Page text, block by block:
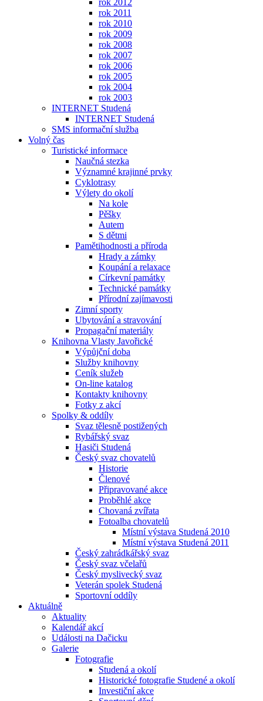
rok 2012
rok 2011
rok 2010
rok 2009
rok 2008
rok 2007
rok 2006
rok 2005
rok 2004
rok 2003
INTERNET Studená
INTERNET Studená
SMS informační služba
Volný čas
Turistické informace
Naučná stezka
Významné krajinné prvky
Cyklotrasy
Výlety do okolí
Na kole
Pěšky
Autem
S dětmi
Pamětihodnosti a příroda
Hrady a zámky
Koupání a relaxace
Církevní památky
Technické památky
Přírodní zajímavosti
Zimní sporty
Ubytování a stravování
Propagační materiály
Knihovna Vlasty Javořické
Výpůjční doba
Služby knihovny
Ceník služeb
On-line katalog
Kontakty knihovny
Fotky z akcí
Spolky & oddíly
Svaz tělesně postižených
Rybářský svaz
Hasiči Studená
Český svaz chovatelů
Historie
Členové
Připravované akce
Proběhlé akce
Chovaná zvířata
Fotoalba chovatelů
Místní výstava Studená 2010
Místní výstava Studená 2011
Český zahrádkářský svaz
Český svaz včelařů
Český myslivecký svaz
Veterán spolek Studená
Sportovní oddíly
Aktuálně
Aktuality
Kalendář akcí
Události na Dačicku
Galerie
Fotografie
Studená a okolí
Historické fotografie Studené a okolí
Investiční akce